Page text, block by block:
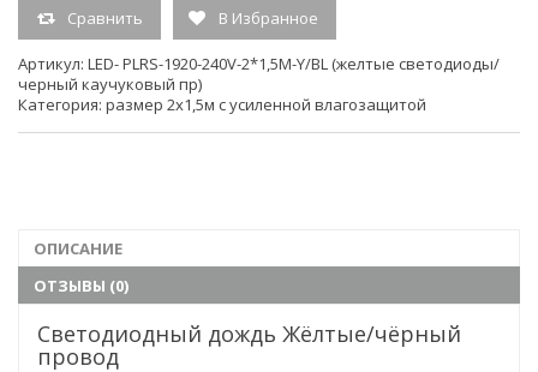
Длина
горизонтальной
шины, м:
2
Срок службы (ч.) 100000
Напряжение
Размер 2х1,5м
Сравнить В Избранное
Артикул: LED- PLRS-1920-240V-2*1,5М-Y/BL (желтые светодиоды/
черный каучуковый пр)
Категория: размер 2х1,5м с усиленной влагозащитой
ОПИСАНИЕ
ОТЗЫВЫ (0)
Светодиодный дождь Жёлтые/чёрный
провод